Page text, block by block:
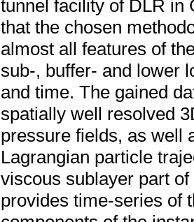
tunnel facility of DLR in
that the chosen
almost all features of
sub-, buffer- and lower
and time. The gained
spatially well resolved
pressure fields, as well
Lagrangian particle
viscous sublayer part
provides time-series of